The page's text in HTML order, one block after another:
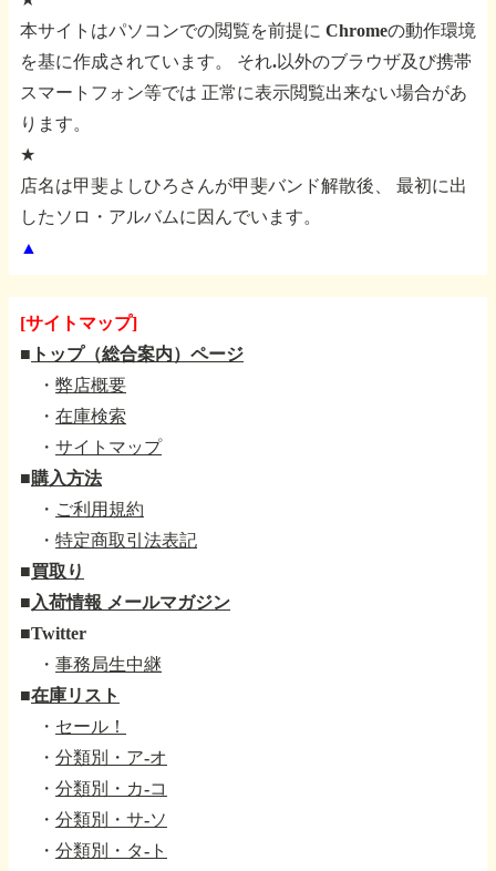
本サイトはパソコンでの閲覧を前提に Chromeの動作環境
を基に作成されています。
それ.以外のブラウザ及び携帯
スマートフォン等では 正常に表示閲覧出来ない場合があ
ります。
★
店名は甲斐よしひろさんが甲斐バンド解散後、
最初に出
したソロ・アルバムに因んでいます。
▲
[サイトマップ]
■ トップ（総合案内）ページ
・ 弊店概要
・ 在庫検索
・ サイトマップ
■購入方法
・ ご利用規約
・ 特定商取引法表記
■買取り
■ 入荷情報 メールマガジン
■Twitter
・ 事務局生中継
■在庫リスト
・ セール！
・ 分類別・ア-オ
・ 分類別・カ-コ
・ 分類別・サ-ソ
・ 分類別・タ-ト